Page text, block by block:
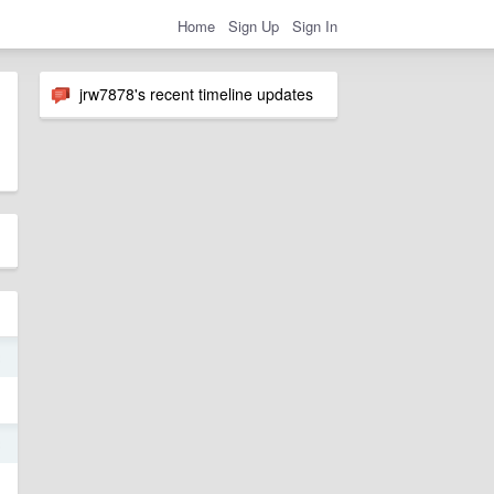
Home Sign Up Sign In
jrw7878's recent timeline updates